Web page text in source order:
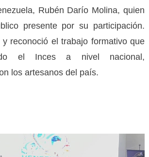
Rubén Darío Molina, quien
presente por su participación.
reconoció el trabajo formativo que
el Inces a nivel nacional,
los artesanos del país.